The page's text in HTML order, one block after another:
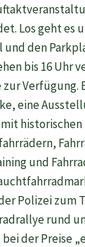
Los geht es
und den
bis 16 Uhr
Verfügung.
eine
historischen
und
Polizei zum
rund
der Preise